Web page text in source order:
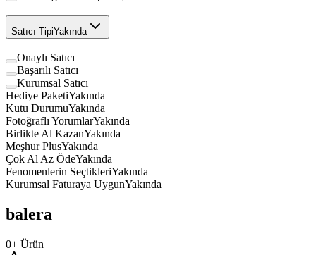
Satıcı TipiYakında
Onaylı Satıcı
Başarılı Satıcı
Kurumsal Satıcı
Hediye PaketiYakında
Kutu DurumuYakında
Fotoğraflı YorumlarYakında
Birlikte Al KazanYakında
Meşhur PlusYakında
Çok Al Az ÖdeYakında
Fenomenlerin SeçtikleriYakında
Kurumsal Faturaya UygunYakında
balera
0+ Ürün